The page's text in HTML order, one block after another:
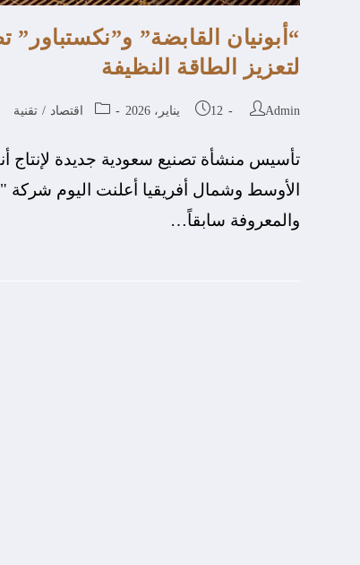
“أبونيان القابضة”
لتعزيز الطاقة النظيفة
Admin 12 يناير، 2026 اقتصاد / تقنية
تأسيس منشأة تصنيع سعودية جديدة لإنتاج
والمعروفة سابقاً…